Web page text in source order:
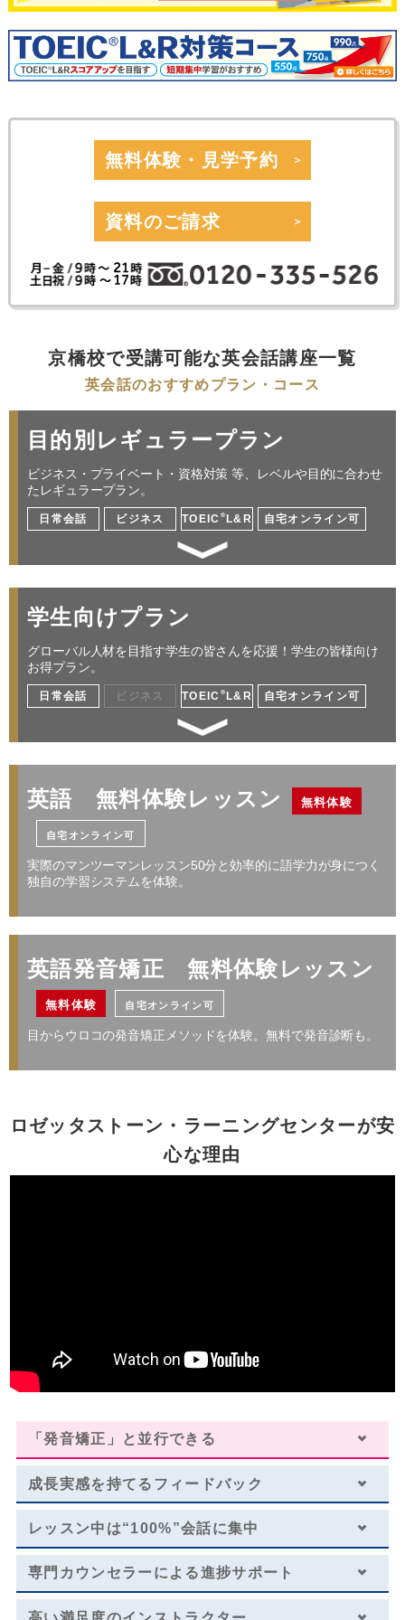
無料体験・見学予約
資料のご請求
京橋校で受講可能な英会話講座一覧
英会話のおすすめプラン・コース
目的別レギュラープラン
ビジネス・プライベート・資格対策 等、レベルや目的に合わせ
たレギュラープラン。
日常会話 ビジネス TOEIC ® L&R 自宅オンライン可
英語初心者から安心して学べる
仕事／海外出張／プレゼン／交渉／ミーティン
グ 他
レッスン料金サンプル
受講回数 32回 通学期間目安 4ヶ月
￥256,960
・レベルによって受講コースが変わります。詳しくはお問い合わせください。
・１レッスン50分。
・別途、入学金33,000円（税込）および 教材費が必要となります。
・受講回数が同じでも、通い方（通学ペース）により通学期間目安、受講料は異
日常英会話／旅行英会話
レッスン料金サンプル
受講回数 64回 通学期間目安 7ヶ月
￥448,096
受講回数 96回 通学期間目安 9ヶ月
￥601,392
・一部利用できないスクールがございます。詳しくはお問い合わせください。
・１レッスン50分。
・別途、入学金33,000円（税込）および 教材費が必要となります。
・受講回数が同じでも、通い方（通学ペース）により通学期間目安、受講料は異
※複数パックの割引が適用されております。
学生向けプラン
グローバル人材を目指す学生の皆さんを応援！学生の皆様向け
お得プラン。
日常会話 ビジネス TOEIC ® L&R 自宅オンライン可
グローバル化する社会で活躍できる人材になる
高校・大学・専門学生が対象 日常英会話／留学
／資格対策
レッスン料金サンプル
受講回数 32回 通学期間目安 4ヶ月
￥205,568 ※
￥411,136
英語 無料体験レッスン 無料体験
自宅オンライン可
実際のマンツーマンレッスン50分と効率的に語学力が身につく
独自の学習システムを体験。
英語発音矯正 無料体験レッスン
無料体験 自宅オンライン可
目からウロコの発音矯正メソッドを体験。無料で発音診断も。
ロゼッタストーン・ラーニングセンターが安
心な理由
「発音矯正」と並行できる
成長実感を持てる フィードバック
レッスン中は“100%”会話に集中
専門カウンセラーによる進捗サポート